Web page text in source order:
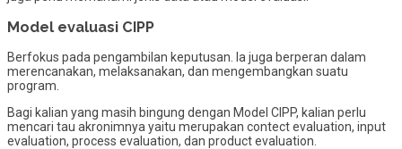
Model evaluasi CIPP
Berfokus pada pengambilan keputusan. Ia juga berperan dalam
merencanakan, melaksanakan, dan mengembangkan suatu
program.
Bagi kalian yang masih bingung dengan Model CIPP, kalian perlu
mencari tau akronimnya yaitu merupakan contect evaluation, input
evaluation, process evaluation, dan product evaluation.